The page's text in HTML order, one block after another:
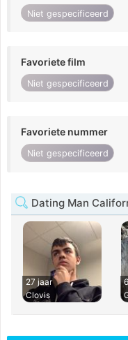
Niet gespecificeerd
Favoriete film
Niet gespecificeerd
Favoriete nummer
Niet gespecificeerd
Dating Man
27 jaar
Clovis